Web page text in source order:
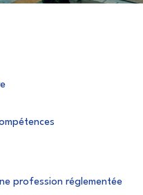
profession réglementée